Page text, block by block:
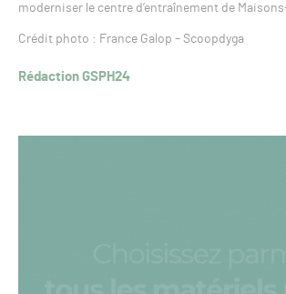
moderniser le centre d’entraînement de
Crédit photo : France Galop – Scoopdyga
Rédaction GSPH24